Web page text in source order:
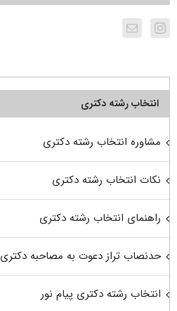
انتخاب رشته دکتری
مشاوره انتخاب رشته دکتری
نکات انتخاب رشته دکتری
راهنمای انتخاب رشته دکتری
حدنصاب تراز دعوت به مصاحبه دکتری
انتخاب رشته دکتری پیام نور